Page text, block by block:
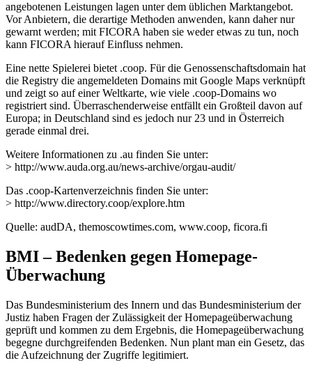
angebotenen Leistungen lagen unter dem üblichen Marktangebot.
Vor Anbietern, die derartige Methoden anwenden, kann daher nur
gewarnt werden; mit FICORA haben sie weder etwas zu tun, noch
kann FICORA hierauf Einfluss nehmen.
Eine nette Spielerei bietet .coop. Für die Genossenschaftsdomain hat
die Registry die angemeldeten Domains mit Google Maps verknüpft
und zeigt so auf einer Weltkarte, wie viele .coop-Domains wo
registriert sind. Überraschenderweise entfällt ein Großteil davon auf
Europa; in Deutschland sind es jedoch nur 23 und in Österreich
gerade einmal drei.
Weitere Informationen zu .au finden Sie unter:
> http://www.auda.org.au/news-archive/orgau-audit/
Das .coop-Kartenverzeichnis finden Sie unter:
> http://www.directory.coop/explore.htm
Quelle: audDA, themoscowtimes.com, www.coop, ficora.fi
BMI – Bedenken gegen Homepage-
Überwachung
Das Bundesministerium des Innern und das Bundesministerium der
Justiz haben Fragen der Zulässigkeit der Homepageüberwachung
geprüft und kommen zu dem Ergebnis, die Homepageüberwachung
begegne durchgreifenden Bedenken. Nun plant man ein Gesetz, das
die Aufzeichnung der Zugriffe legitimiert.